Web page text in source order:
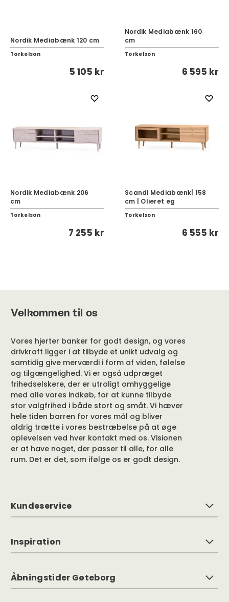
Nordik Mediabænk 120 cm
Torkelson
5 105 kr
Nordik Mediabænk 160
cm
Torkelson
6 595 kr
Nordik Mediabænk 206
cm
Torkelson
7 255 kr
Scandi Mediabænk| 158
cm | Olieret eg
Torkelson
6 555 kr
Velkommen til os
Vores hjerter banker for godt design, og vores
drivkraft ligger i at tilbyde et unikt udvalg og
samtidig give merværdi i form af viden, følelse
og tilgængelighed. Vi er også udpræget
frihedselskere, der er utroligt omhyggelige
med alle vores indkøb, for at kunne tilbyde
stor valgfrihed i både stort og småt. Vi hæver
hele tiden barren for vores mål og bliver
aldrig trætte i vores bestræbelse på at øge
oplevelsen ved hver kontakt med os. Visionen
er at have noget, der passer til alle, for alle
rum. Det er det, som ifølge os er godt design.
Kundeservice
Inspiration
Åbningstider Gøteborg